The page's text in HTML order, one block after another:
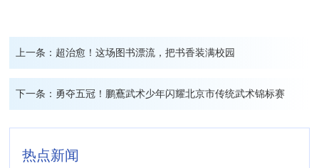
上一条： 超治愈！这场图书漂流，把书香装满校园
下一条： 勇夺五冠！鹏鶱武术少年闪耀北京市传统武术锦标赛
热点新闻